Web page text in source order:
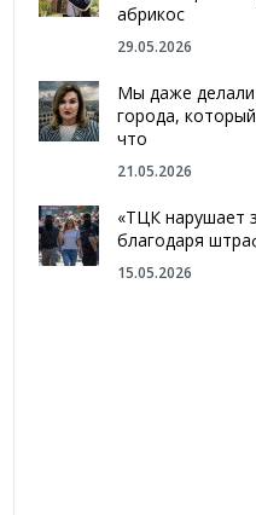
абрикос
29.05.2026
Мы даже
города,
что
21.05.2026
«ТЦК нарушает
благодаря
15.05.2026